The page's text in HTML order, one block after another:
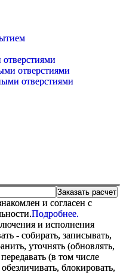
отверстиями
отверстиями
и согласен с
Подробнее.
и исполнения
- собирать, записывать,
уточнять (обновлять,
(в том числе
блокировать,